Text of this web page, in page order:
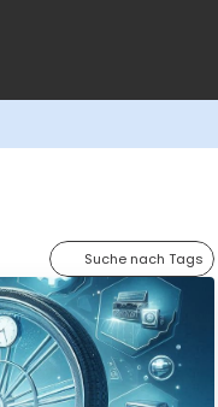
Suche nach Tags